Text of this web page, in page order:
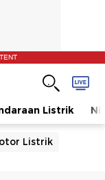
Listrik
Listrik